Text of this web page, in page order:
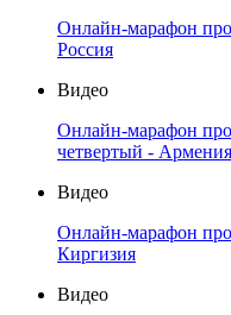
Онлайн-марафон
Россия
Видео
Онлайн-марафон
четвертый - Армения
Видео
Онлайн-марафон
Киргизия
Видео